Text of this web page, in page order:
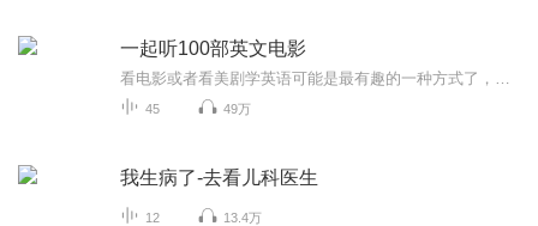
一起听100部英文电影
45 49万
我生病了-去看儿科医生
12 13.4万